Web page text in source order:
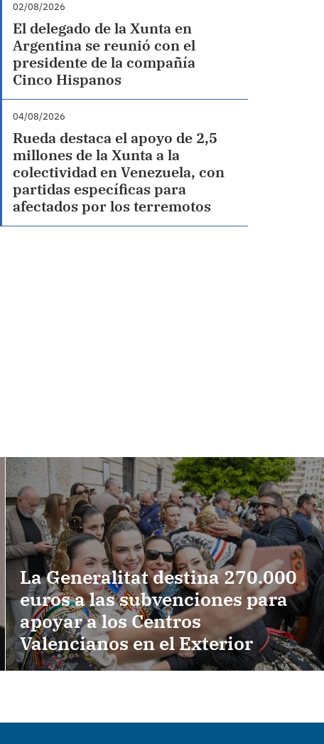
02/08/2026
El delegado de la Xunta en
Argentina se reunió con el
presidente de la compañía
Cinco Hispanos
04/08/2026
Rueda destaca el apoyo de 2,5
millones de la Xunta a la
colectividad en Venezuela, con
partidas específicas para
afectados por los terremotos
La Generalitat destina 270.000
euros a las subvenciones para
apoyar a los Centros
Valencianos en el Exterior